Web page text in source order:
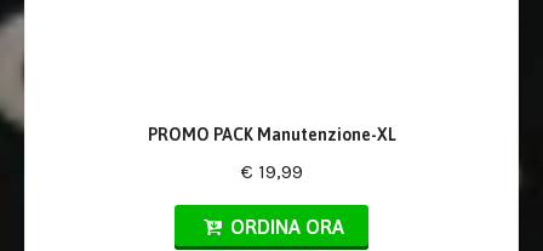
PROMO PACK Manutenzione-XL
€ 19,99
ORDINA ORA